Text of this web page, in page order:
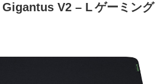
Gigantus V2 – Lゲーミング